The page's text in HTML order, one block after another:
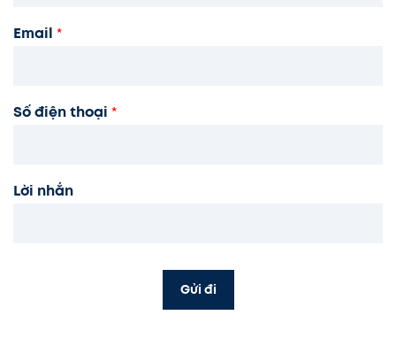
Email *
Số điện thoại *
Lời nhắn
Gửi đi